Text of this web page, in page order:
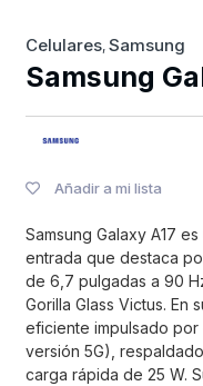
Celulares, Samsung
Samsung
Añadir a mi lista
Samsung Galaxy A17
entrada que destaca
de 6,7 pulgadas a 90
Gorilla Glass Victus. En
eficiente impulsado por
versión 5G),
carga rápida de 25 W.